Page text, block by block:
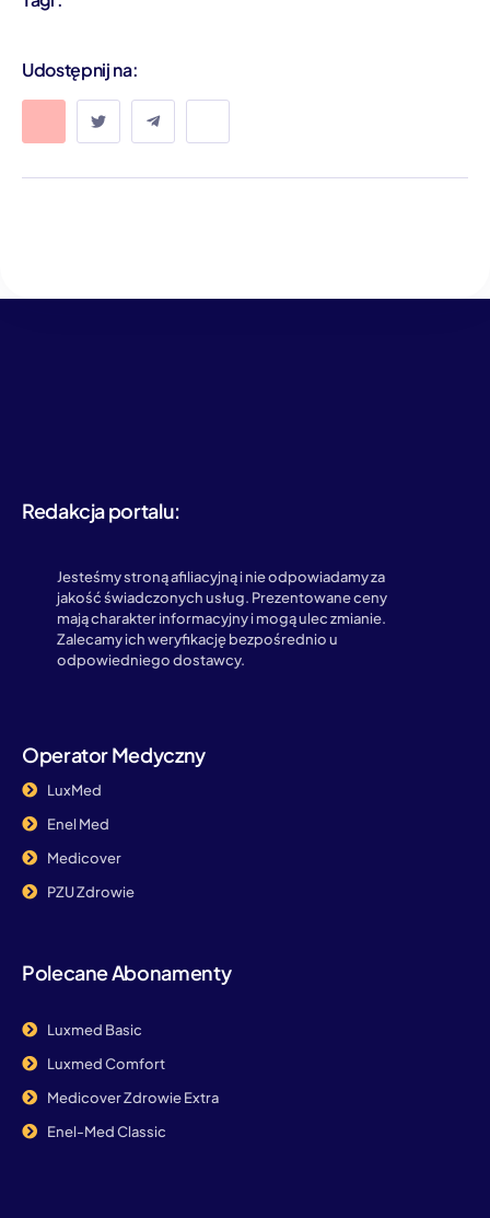
Udostępnij na:
Redakcja portalu:
Jesteśmy stroną afiliacyjną i nie odpowiadamy za
jakość świadczonych usług. Prezentowane ceny
mają charakter informacyjny i mogą ulec zmianie.
Zalecamy ich weryfikację bezpośrednio u
odpowiedniego dostawcy.
Operator Medyczny
LuxMed
Enel Med
Medicover
PZU Zdrowie
Polecane Abonamenty
Luxmed Basic
Luxmed Comfort
Medicover Zdrowie Extra
Enel-Med Classic